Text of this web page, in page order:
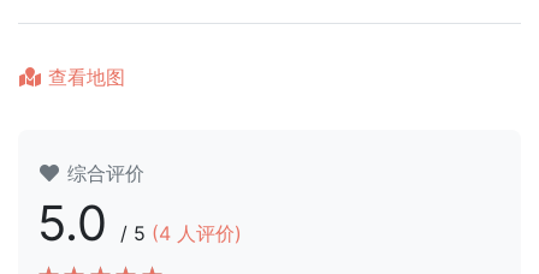
查看地图
综合评价
5.0 / 5 (4 人评价)